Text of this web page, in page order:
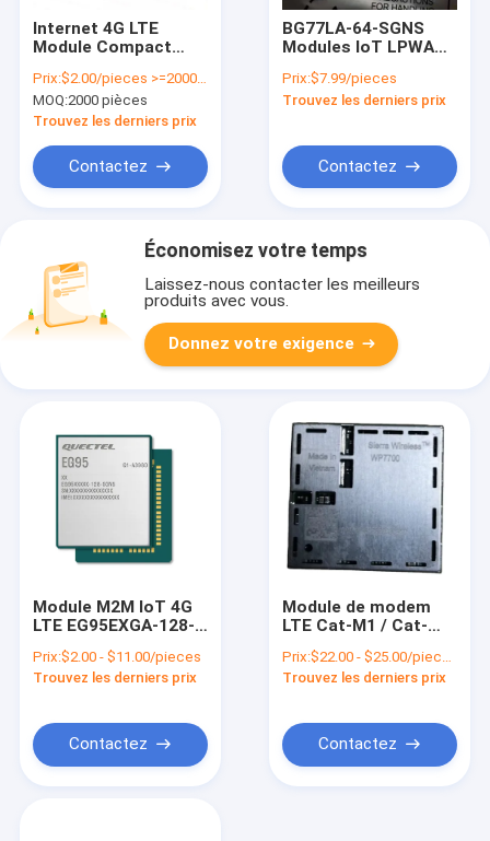
Internet 4G LTE
Module Compact
Modules intégrés
Prix:$2.00/pieces >=2000 pieces
MOQ:2000 pièces
Trouvez les derniers prix
Contactez
BG77LA-64-SGNS
Modules IoT LPWA
Module LTE Cat
M1/Cat NB2
Prix:$7.99/pieces
Trouvez les derniers prix
Contactez
Économisez votre temps
Laissez-nous contacter les meilleurs
produits avec vous.
Donnez votre exigence
Module M2M IoT 4G
LTE EG95EXGA-128-
industriel LTE Cat 4g
Prix:$2.00 - $11.00/pieces
Trouvez les derniers prix
Contactez
Module de modem
LTE Cat-M1 / Cat-
sans fil AirPrime
Prix:$22.00 - $25.00/pieces
Trouvez les derniers prix
Contactez